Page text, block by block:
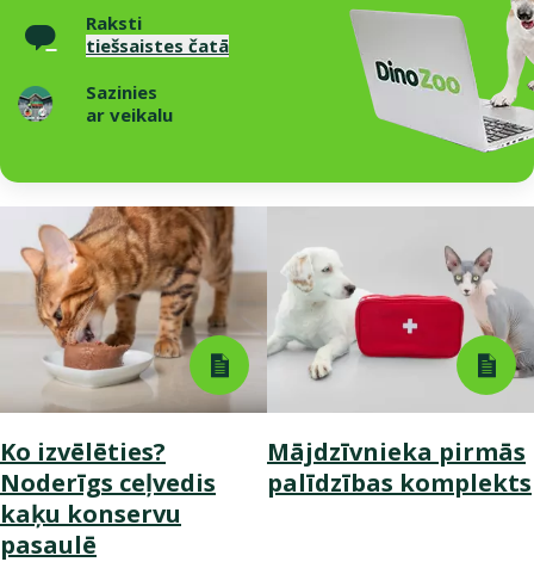
Raksti
tiešsaistes čatā
Sazinies
ar veikalu
Ko izvēlēties?
Noderīgs ceļvedis
kaķu konservu
pasaulē
Mājdzīvnieka pirmās
palīdzības komplekts